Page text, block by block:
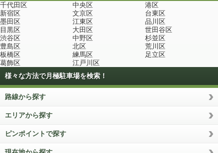
千代田区 中央区
港区
新宿区
文京区
台東区
墨田区
江東区
品川区
目黒区
大田区
世田谷区
渋谷区
中野区
杉並区
豊島区
北区
荒川区
板橋区
練馬区
足立区
葛飾区
江戸川区
様々な方法で月極駐車場を検索！
路線から探す
エリアから探す
ピンポイントで探す